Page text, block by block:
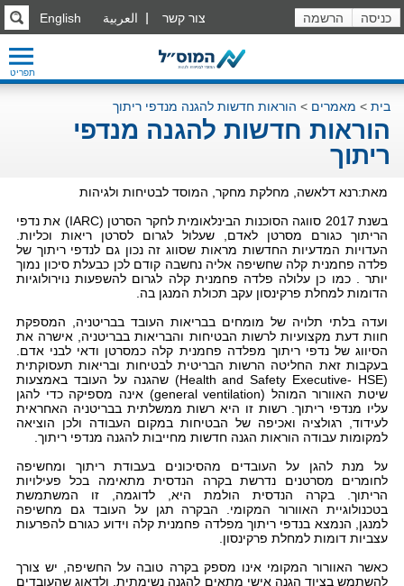
כניסה הרשמה English العربية צור קשר
תפריט
בית > מאמרים > הוראות חדשות להגנה מנדפי ריתוך
הוראות חדשות להגנה מנדפי
ריתוך
מאת:רנא דלאשה, מחלקת מחקר, המוסד לבטיחות ולגיהות
בשנת 2017 סווגה הסוכנות הבינלאומית לחקר הסרטן (
IARC) את נדפי
הריתוך כגורם מסרטן לאדם, שעלול לגרום לסרטן ריאות וכליות.
העדויות המדעיות החדשות מראות שסווג זה נכון גם לנדפי ריתוך של
פלדה פחמנית קלה שחשיפה אליה נחשבה קודם לכן כבעלת סיכון נמוך
יותר . כמו כן עלולה פלדה פחמנית קלה לגרום להשפעות נוירולוגיות
הדומות למחלת פרקינסון עקב תכולת המנגן בה.
ועדה בלתי תלויה של מומחים בבריאות העובד בבריטניה, המספקת
חוות דעת מקצועיות לרשות הבטיחות והבריאות בבריטניה, אישרה את
הסיווג של נדפי ריתוך מפלדה פחמנית קלה כמסרטן ודאי לבני אדם.
בעקבות זאת החליטה הרשות הבריטית לבטיחות ובריאות תעסוקתית
(
HSE
-
Health and Safety Executive)
שהגנה על העובד באמצעות
שיטת האוורור המוהל (general ventilation)
אינה מספיקה כדי להגן
עליו מנדפי ריתוך. רשות זו היא רשות ממשלתית בבריטניה האחראית
לעידוד, רגולציה ואכיפה של הבטיחות במקום העבודה ולכן הוציאה
למקומות עבודה הוראות הגנה חדשות מחייבות להגנה מנדפי ריתוך.
על מנת להגן על העובדים מהסיכונים בעבודת ריתוך ומחשיפה
לחומרים מסרטנים נדרשת בקרה הנדסית מתאימה בכל פעילויות
הריתוך. בקרה הנדסית הולמת היא, לדוגמה, זו המשתמשת
בטכנולוגיית האוורור המקומי. הבקרה תגן על העובד גם מחשיפה
למנגן, הנמצא בנדפי ריתוך מפלדה פחמנית קלה וידוע כגורם להפרעות
עצביות דומות למחלת פרקינסון.
כאשר האוורור המקומי אינו מספק בקרה טובה על החשיפה, יש צורך
להשתמש בציוד הגנה אישי מתאים להגנה נשימתית, ולדאוג שהעובדים